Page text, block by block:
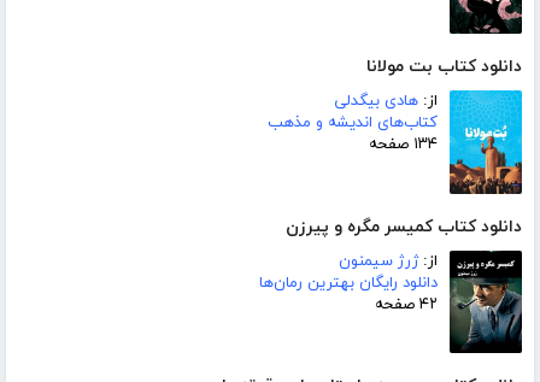
دانلود کتاب بت مولانا
از: هادی بیگدلی
کتاب‌های اندیشه و مذهب
۱۳۴ صفحه
دانلود کتاب کمیسر مگره و پیرزن
از:ژرژ سیمنون
دانلود رایگان بهترین رمان‌ها
۴۲ صفحه